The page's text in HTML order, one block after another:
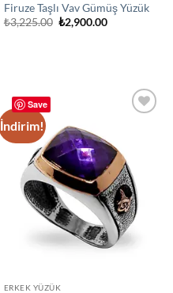
Firuze Taşlı Vav Gümüş Yüzük
₺3,225.00 Orijinal
fiyat:
₺2,900.00Şu
Save
İndirim!
ERKEK YÜZÜK